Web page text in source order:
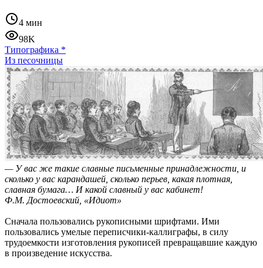
4 мин
98K
Типографика *
Из песочницы
— У вас же такие славные письменные принадлежности, и
сколько у вас карандашей, сколько перьев, какая плотная,
славная бумага… И какой славный у вас кабинет!
Ф.М. Достоевский, «Идиот»
Сначала пользовались рукописными шрифтами. Ими
пользовались умелые переписчики-каллиграфы, в силу
трудоемкости изготовления рукописей превращавшие каждую
в произведение искусства.